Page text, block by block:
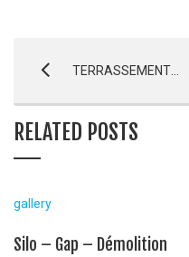
TERRASSEMENT & VRD EHPAD – Briançon
RELATED POSTS
gallery
Silo – Gap – Démolition